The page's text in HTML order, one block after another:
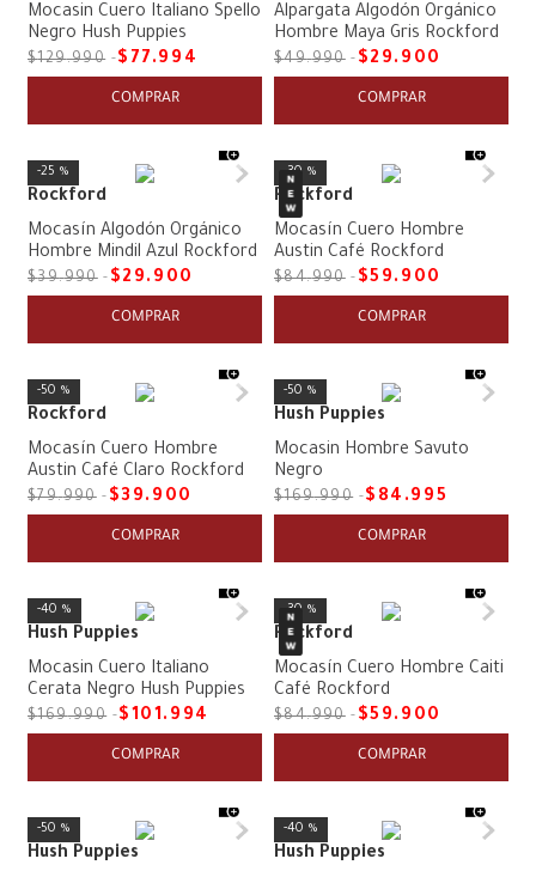
Mocasin Cuero Italiano Spello
Negro Hush Puppies
$129.990 $ 77.994
COMPRAR
Alpargata Algodón Orgánico
Hombre Maya Gris Rockford
$49.990 $29. 900
COMPRAR
25 %
Rockford
Mocasín Algodón Orgánico
Hombre Mindil Azul Rockford
$39.990 $29. 900
COMPRAR
30 %
Rockford
Mocasín Cuero Hombre
Austin Café Rockford
$84.990 $59. 900
COMPRAR
50 %
Rockford
Mocasín Cuero Hombre
Austin Café Claro Rockford
$79.990 $39. 900
COMPRAR
50 %
Hush Puppies
Mocasin Hombre Savuto
Negro
$169.990 $ 84 .995
COMPRAR
40 %
Hush Puppies
Mocasin Cuero Italiano
Cerata Negro Hush Puppies
$169.990 $ 101. 994
COMPRAR
30 %
Rockford
Mocasín Cuero Hombre Caiti
Café Rockford
$84.990 $59. 900
COMPRAR
50 %
Hush Puppies
40 %
Hush Puppies